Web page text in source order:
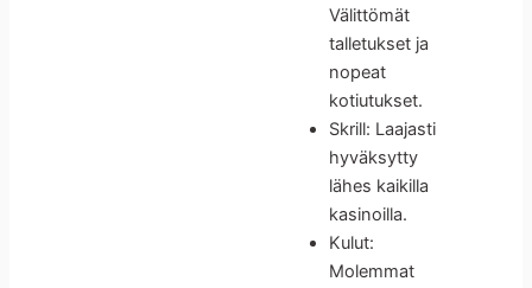
Välittömät
talletukset ja
nopeat
kotiutukset.
Skrill: Laajasti
hyväksytty
lähes kaikilla
kasinoilla.
Kulut:
Molemmat